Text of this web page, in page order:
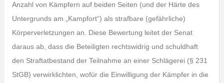
Anzahl von Kämpfern auf beiden Seiten (und der Härte des
Untergrunds am „Kampfort“) als strafbare (gefährliche)
Körperverletzungen an. Diese Bewertung leitet der Senat
daraus ab, dass die Beteiligten rechtswidrig und schuldhaft
den Straftatbestand der Teilnahme an einer Schlägerei (§ 231
StGB) verwirklichten, wofür die Einwilligung der Kämpfer in die